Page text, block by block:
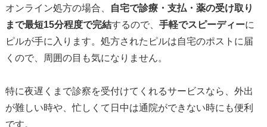
オンライン処方の場合、
自宅で診療・支払・薬の受け取り
まで最短15分程度で完結するので、 手軽でスピーディーに
ピルが手に入ります。処方されたピルは自宅のポストに届
くので、周囲の目も気になりません。
特に夜遅くまで診察を受付けてくれるサービスなら、外出
が難しい時や、忙しくて日中は通院ができない時にも便利
です。